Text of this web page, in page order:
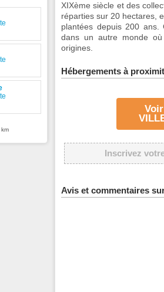
XIXème siècle et des
réparties sur 20 hectares,
plantées depuis 200
dans un autre monde où
origines.
Hébergements à
Inscrivez
Avis et commentaires